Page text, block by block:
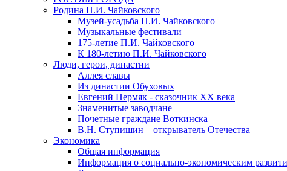
Родина П.И. Чайковского
Музей-усадьба П.И. Чайковского
Музыкальные фестивали
175-летие П.И. Чайковского
К 180-летию П.И. Чайковского
Люди, герои, династии
Аллея славы
Из династии Обуховых
Евгений Пермяк - сказочник XX века
Знаменитые заводчане
Почетные граждане Воткинска
В.Н. Ступишин – открыватель Отечества
Экономика
Общая информация
Информация о социально-экономическим